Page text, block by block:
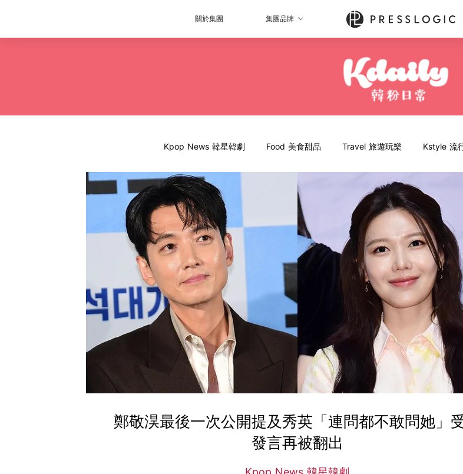
關於集團 集團品牌
Kpop News 韓星韓劇 Food 美食甜品 Travel 旅遊玩樂 Kstyle 流
鄭敬淏最後一次公開提及秀英「連問都不敢問她」
發言再被翻出